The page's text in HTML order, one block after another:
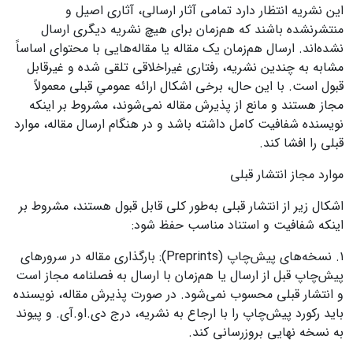
این نشریه انتظار دارد تمامی آثار ارسالی، آثاری اصیل و
منتشرنشده باشند که هم‌زمان برای هیچ نشریه دیگری ارسال
نشده‌اند. ارسال هم‌زمان یک مقاله یا مقاله‌هایی با محتوای اساساً
مشابه به چندین نشریه، رفتاری غیراخلاقی تلقی شده و غیرقابل
قبول است. با این حال، برخی اشکال ارائه عمومیِ قبلی معمولاً
مجاز هستند و مانع از پذیرش مقاله نمی‌شوند، مشروط بر اینکه
نویسنده شفافیت کامل داشته باشد و در هنگام ارسال مقاله، موارد
قبلی را افشا کند.
موارد مجاز انتشار قبلی
اشکال زیر از انتشار قبلی به‌طور کلی قابل قبول هستند، مشروط بر
اینکه شفافیت و استناد مناسب حفظ شود:
۱. نسخه‌های پیش‌چاپ (Preprints): بارگذاری مقاله در سرورهای
پیش‌چاپ قبل از ارسال یا هم‌زمان با ارسال به فصلنامه مجاز است
و انتشار قبلی محسوب نمی‌شود. در صورت پذیرش مقاله، نویسنده
باید رکورد پیش‌چاپ را با ارجاع به نشریه، درج دی.او.آی. و پیوند
به نسخه نهایی بروزرسانی کند.